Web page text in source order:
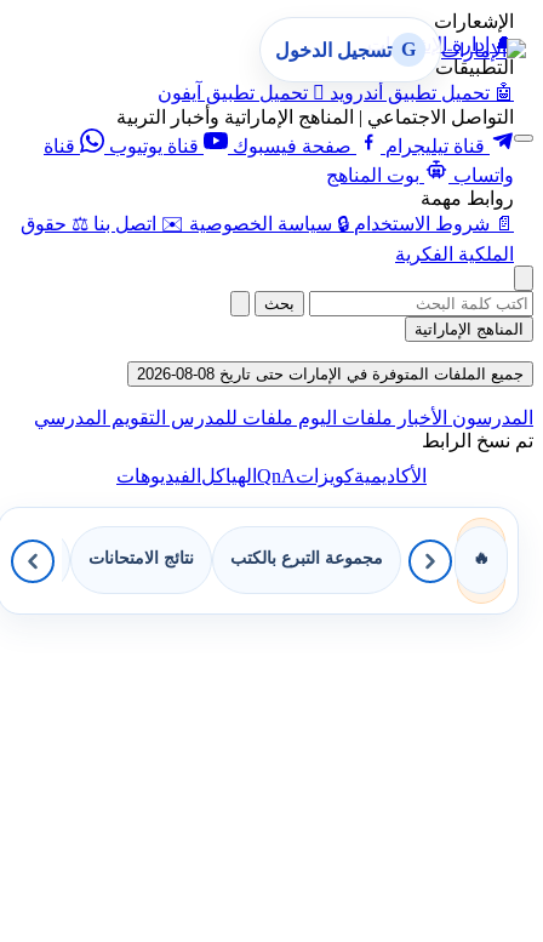
الإشعارات
🔔 إدارة الإشعارات
التطبيقات
🤖 تحميل تطبيق أندرويد  تحميل تطبيق آيفون
التواصل الاجتماعي | المناهج الإماراتية وأخبار التربية
قناة تيليجرام
صفحة فيسبوك قناة يوتيوب
قناة
واتساب
بوت المناهج
روابط مهمة
📄 شروط الاستخدام 🔒 سياسة الخصوصية ✉️ اتصل بنا ⚖️ حقوق
الملكية الفكرية
G تسجيل الدخول
بحث
المناهج الإماراتية
جميع الملفات المتوفرة في الإمارات حتى تاريخ 08-08-2026
المدرسون الأخبار ملفات اليوم ملفات للمدرس التقويم المدرسي
تم نسخ الرابط
الأكاديميةكويزاتQnAالهياكلالفيديوهات
🔥 مجموعة التبرع بالكتب نتائج الامتحانات